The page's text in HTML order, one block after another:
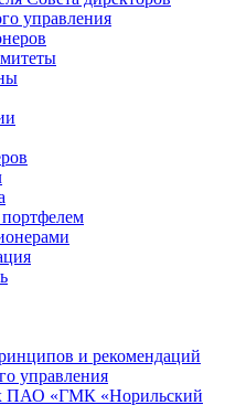
управления
и рекомендаций
управления
ПАО «ГМК «Норильский